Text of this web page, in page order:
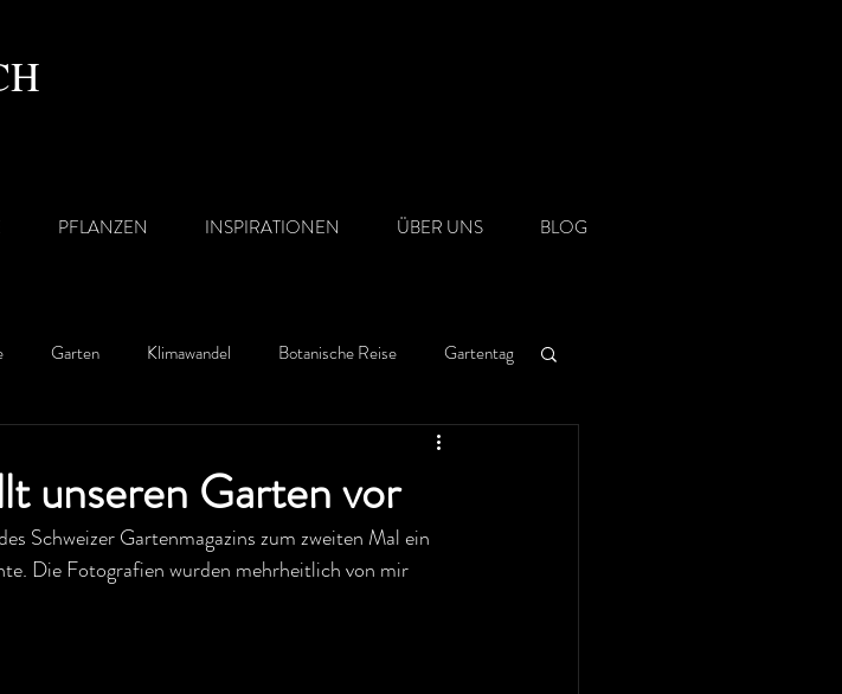
PFLANZEN INSPIRATIONEN ÜBER UNS BLOG
Garten Klimawandel Botanische Reise Gartentag
unseren Garten vor
Schweizer Gartenmagazins zum zweiten Mal ein
Die Fotografien wurden mehrheitlich von mir